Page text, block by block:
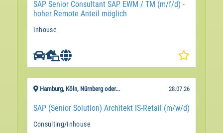
SAP Senior Consultant SAP EWM / TM (m/f/d) -
hoher Remote Anteil möglich
Inhouse
Hamburg, Köln, Nürnberg oder... 28.07.26
SAP (Senior Solution) Architekt IS-Retail (m/w/d)
Consulting/Inhouse